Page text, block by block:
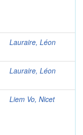
Lauraire, Léon
Lauraire, Léon
Liem Vo, Nicet